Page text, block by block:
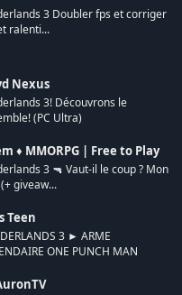
3 Doubler fps et corriger
ralenti...
Nexus
3! Découvrons le
(PC Ultra)
♦ MMORPG | Free to Play
3 🔫 Vaut-il le coup ? Mon
giveaw...
Teen
3 ► ARME
ONE PUNCH MAN